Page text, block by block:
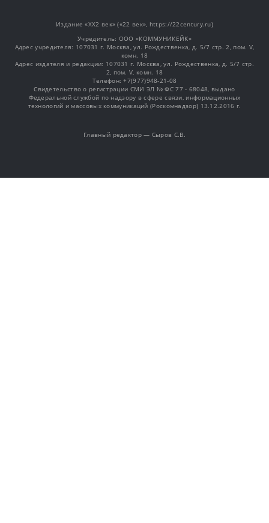
Издание «XX2 век» («22 век», https://22century.ru)
Учредитель: OOO «КОММУНИКЕЙК»
Адрес учредителя: 107031 г. Москва, ул. Рождественка, д. 5/7 стр. 2, пом. V,
комн. 18
Адрес издателя и редакции: 107031 г. Москва, ул. Рождественка, д. 5/7 стр.
2, пом. V, комн. 18
Телефон: +7(977)948-21-08
Свидетельство о регистрации СМИ ЭЛ № ФС 77 - 68048, выдано
Федеральной службой по надзору в сфере связи, информационных
технологий и массовых коммуникаций (Роскомнадзор) 13.12.2016 г.
Главный редактор — Сыров С.В.